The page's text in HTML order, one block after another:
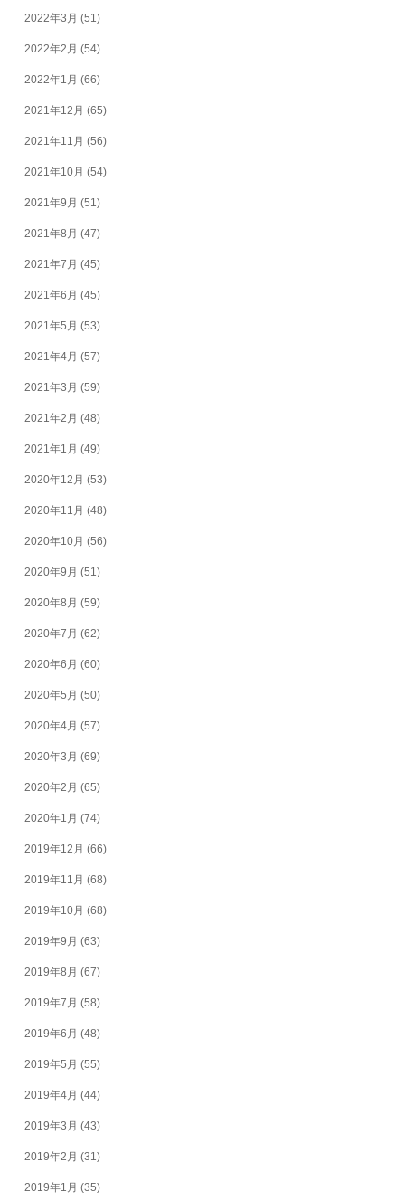
2022年3月 (51)
2022年2月 (54)
2022年1月 (66)
2021年12月 (65)
2021年11月 (56)
2021年10月 (54)
2021年9月 (51)
2021年8月 (47)
2021年7月 (45)
2021年6月 (45)
2021年5月 (53)
2021年4月 (57)
2021年3月 (59)
2021年2月 (48)
2021年1月 (49)
2020年12月 (53)
2020年11月 (48)
2020年10月 (56)
2020年9月 (51)
2020年8月 (59)
2020年7月 (62)
2020年6月 (60)
2020年5月 (50)
2020年4月 (57)
2020年3月 (69)
2020年2月 (65)
2020年1月 (74)
2019年12月 (66)
2019年11月 (68)
2019年10月 (68)
2019年9月 (63)
2019年8月 (67)
2019年7月 (58)
2019年6月 (48)
2019年5月 (55)
2019年4月 (44)
2019年3月 (43)
2019年2月 (31)
2019年1月 (35)